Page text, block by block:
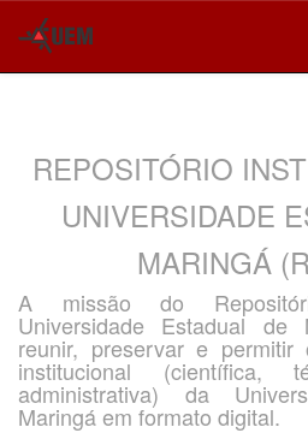
REPOSITÓRIO
UNIVERSIDADE
MARINGÁ
A missão do
Universidade Estadual de
reunir, preservar e
institucional (científica,
administrativa) da
Maringá em formato digital.